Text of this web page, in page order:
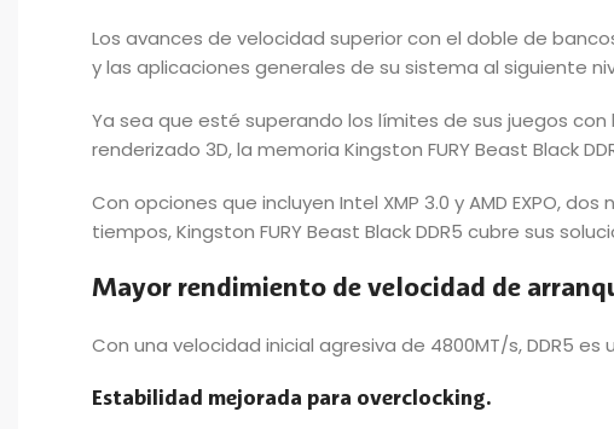
Los avances de velocidad superior con el doble de
y las aplicaciones generales de su sistema al siguiente
Ya sea que esté superando los límites de sus juegos
renderizado 3D, la memoria Kingston FURY Beast Black
Con opciones que incluyen Intel XMP 3.0 y AMD EXPO,
tiempos, Kingston FURY Beast Black DDR5 cubre sus
Mayor rendimiento de velocidad de
Con una velocidad inicial agresiva de 4800MT/s, DDR5 es
Estabilidad mejorada para overclocking.